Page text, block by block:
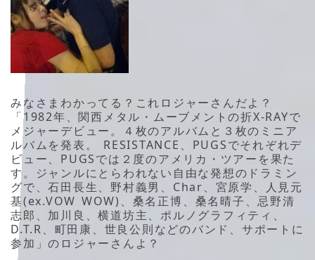
みなさまわかってる？これロジャーさんだよ？
「1982年、関西メタル・ムーブメントの折X-RAYで
メジャーデビュー。４枚のアルバムと３枚のミニア
ルバムを発表。 RESISTANCE、PUGSでそれぞれデ
ビュー、PUGSでは２度のアメリカ・ツアーを果た
す。ジャンルにとらわれない自由な発想のドラミン
グで、石田長生、野村義男、Char、宮原学、人見元
基(ex.VOW WOW)、桑名正博、桑名晴子、忌野清
志郎、加川良、横道坊主、ポルノグラフィティ、
D.T.R、町田康、世良公則などのバンド、サポートに
参加」のロジャーさんよ？